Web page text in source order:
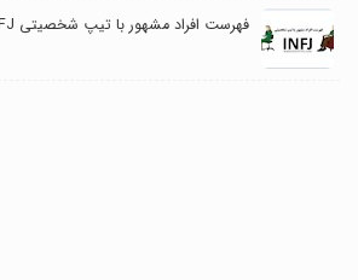
فهرست افراد مشهور با تیپ شخصیتی INFJ